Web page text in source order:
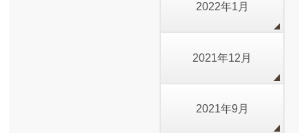
2022年1月
2021年12月
2021年9月